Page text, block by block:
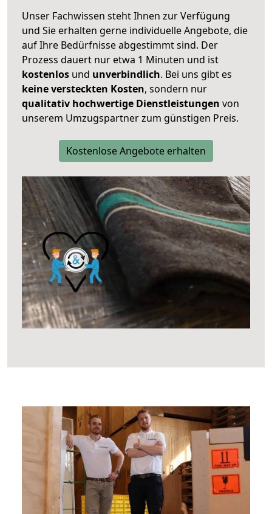
Unser Fachwissen steht Ihnen zur Verfügung
und Sie erhalten gerne individuelle Angebote, die
auf Ihre Bedürfnisse abgestimmt sind. Der
Prozess dauert nur etwa 1 Minuten und ist
kostenlos und unverbindlich. Bei uns gibt es
keine versteckten Kosten, sondern nur
qualitativ hochwertige Dienstleistungen von
unserem Umzugspartner zum günstigen Preis.
Kostenlose Angebote erhalten